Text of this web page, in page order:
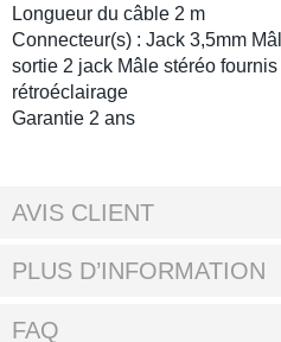
Longueur du câble 2 m
Connecteur(s) : Jack 3,5mm
sortie 2 jack Mâle stéréo
rétroéclairage
Garantie 2 ans
AVIS CLIENT
PLUS D’INFORMATION
FAQ